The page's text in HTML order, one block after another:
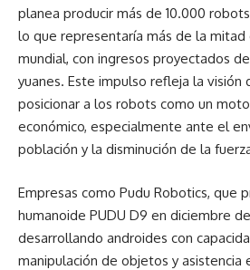
planea producir más de 10.000
lo que representaría más de la mitad
mundial, con ingresos proyectados
yuanes. Este impulso refleja la visión
posicionar a los robots como un
económico, especialmente ante el
población y la disminución de la
Empresas como Pudu Robotics, que
humanoide PUDU D9 en diciembre
desarrollando androides con
manipulación de objetos y asistencia